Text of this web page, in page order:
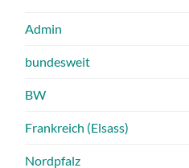
Admin
bundesweit
BW
Frankreich (Elsass)
Nordpfalz